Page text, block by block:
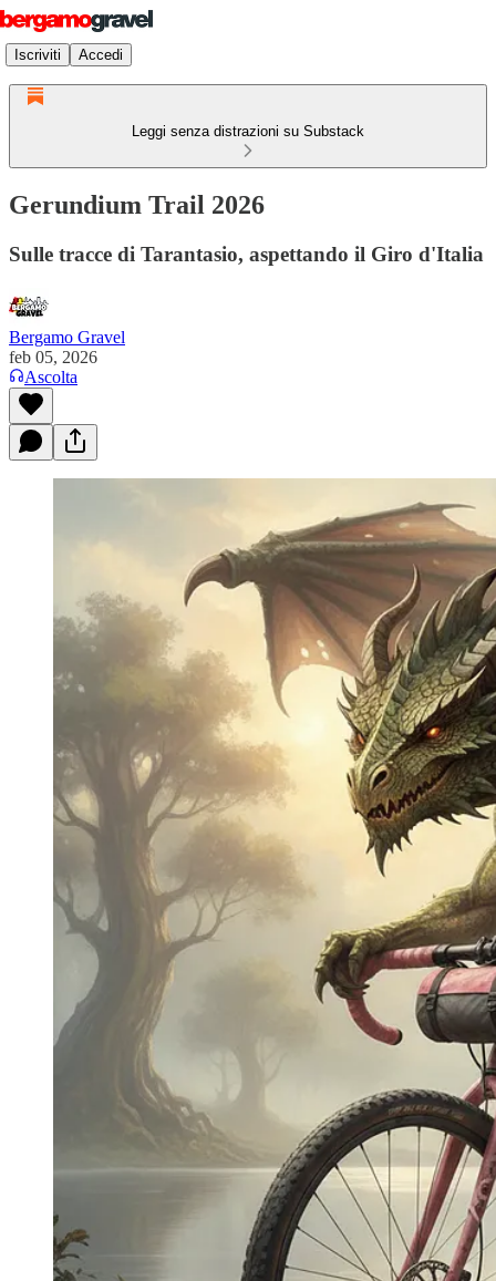
Iscriviti Accedi
Leggi senza distrazioni su Substack
Gerundium Trail 2026
Sulle tracce di Tarantasio, aspettando il Giro d'Italia
Bergamo Gravel
feb 05, 2026
Ascolta